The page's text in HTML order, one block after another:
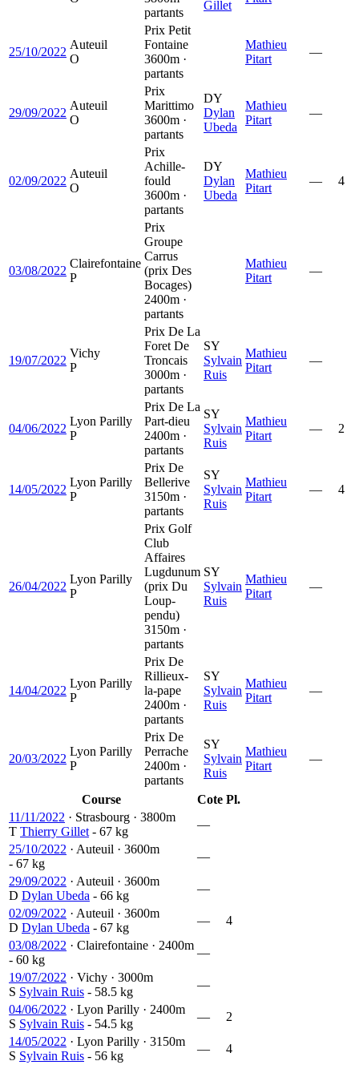
partants
Gillet
25/10/2022
Auteuil
O
Prix Petit
Fontaine
3600m ·
partants
Mathieu
Pitart
—
29/09/2022
Auteuil
O
Prix
Marittimo
3600m ·
partants
DY
Dylan
Ubeda
Mathieu
Pitart
—
02/09/2022
Auteuil
O
Prix
Achille-
fould
3600m ·
partants
DY
Dylan
Ubeda
Mathieu
Pitart
— 4
03/08/2022
Clairefontaine
P
Prix
Groupe
Carrus
(prix Des
Bocages)
2400m ·
partants
Mathieu
Pitart
—
19/07/2022
Vichy
P
Prix De La
Foret De
Troncais
3000m ·
partants
SY
Sylvain
Ruis
Mathieu
Pitart
—
04/06/2022
Lyon Parilly
P
Prix De La
Part-dieu
2400m ·
partants
SY
Sylvain
Ruis
Mathieu
Pitart
— 2
14/05/2022
Lyon Parilly
P
Prix De
Bellerive
3150m ·
partants
SY
Sylvain
Ruis
Mathieu
Pitart
— 4
26/04/2022
Lyon Parilly
P
Prix Golf
Club
Affaires
Lugdunum
(prix Du
Loup-
pendu)
3150m ·
partants
SY
Sylvain
Ruis
Mathieu
Pitart
—
14/04/2022
Lyon Parilly
P
Prix De
Rillieux-
la-pape
2400m ·
partants
SY
Sylvain
Ruis
Mathieu
Pitart
—
20/03/2022
Lyon Parilly
P
Prix De
Perrache
2400m ·
partants
SY
Sylvain
Ruis
Mathieu
Pitart
—
Course Cote Pl.
11/11/2022 · Strasbourg · 3800m
T Thierry Gillet - 67 kg
—
25/10/2022 · Auteuil · 3600m
- 67 kg
—
29/09/2022 · Auteuil · 3600m
D Dylan Ubeda - 66 kg
—
02/09/2022 · Auteuil · 3600m
D Dylan Ubeda - 67 kg
—
4
03/08/2022 · Clairefontaine · 2400m
- 60 kg
—
19/07/2022 · Vichy · 3000m
S Sylvain Ruis - 58.5 kg
—
04/06/2022 · Lyon Parilly · 2400m
S Sylvain Ruis - 54.5 kg
—
2
14/05/2022 · Lyon Parilly · 3150m
S Sylvain Ruis - 56 kg
— 4